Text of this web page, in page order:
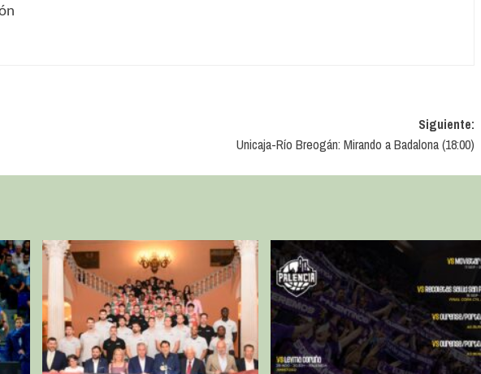
Siguiente:
Unicaja-Río Breogán: Mirando a Badalona (18:00)